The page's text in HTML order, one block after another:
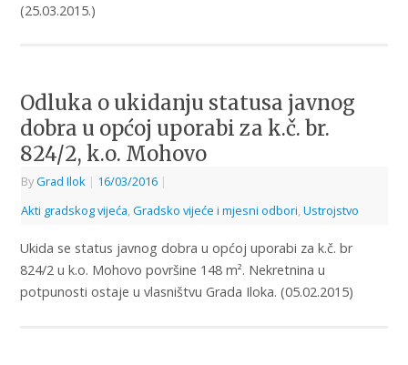
(25.03.2015.)
Odluka o ukidanju statusa javnog
dobra u općoj uporabi za k.č. br.
824/2, k.o. Mohovo
ByGrad Ilok | 16/03/2016 |
Akti gradskog vijeća, Gradsko vijeće i mjesni odbori, Ustrojstvo
Ukida se status javnog dobra u općoj uporabi za k.č. br
824/2 u k.o. Mohovo površine 148 m². Nekretnina u
potpunosti ostaje u vlasništvu Grada Iloka. (05.02.2015)